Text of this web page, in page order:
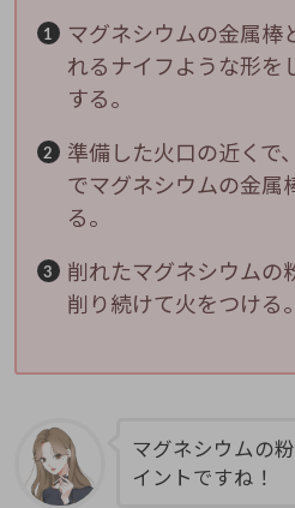
マグネシウムの金属棒
れるナイフような形を
する。
準備した火口の近くで
でマグネシウムの金属
る。
削れたマグネシウムの
削り続けて火をつける。
マグネシウムの
イントですね！